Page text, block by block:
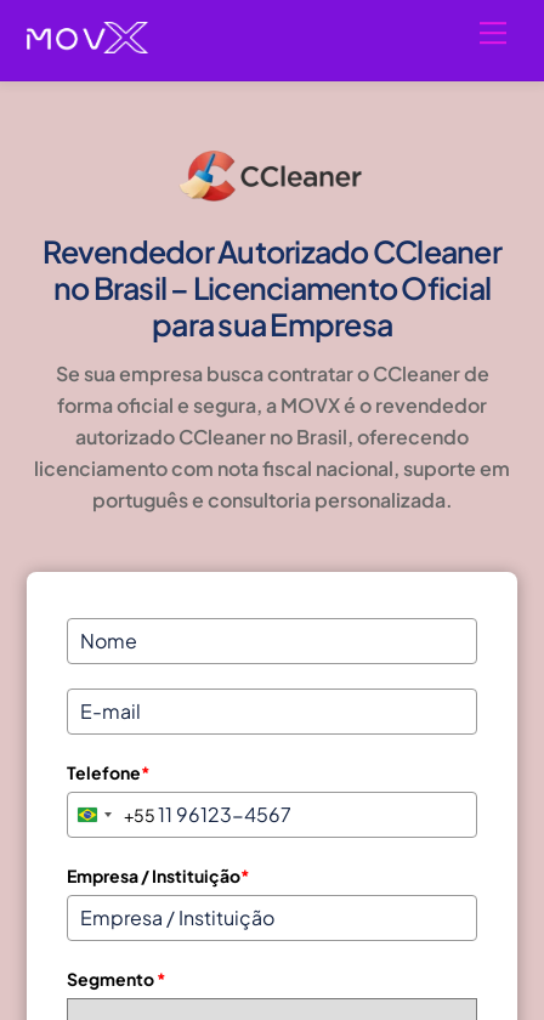
content
Revendedor Autorizado CCleaner
no Brasil – Licenciamento Oficial
para sua Empresa
Se sua empresa busca contratar oCCleanerde
forma oficial e segura, a MOVX é orevendedor
autorizado CCleaner no Brasil, oferecendo
licenciamento com nota fiscal nacional, suporte em
português e consultoria personalizada.
Telefone*
B
a
z
i
+
+55
Empresa / Instituição*
Segmento*